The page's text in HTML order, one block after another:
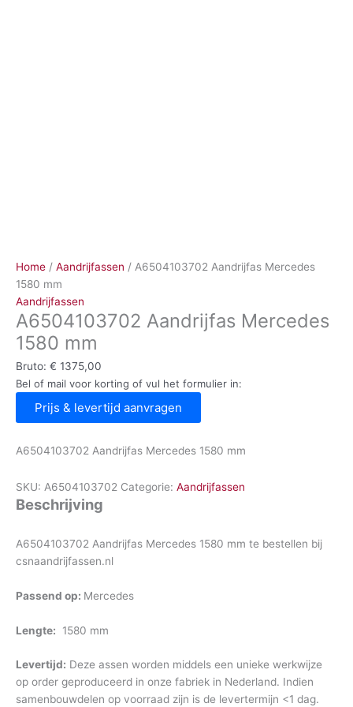
Home / Aandrijfassen / A6504103702 Aandrijfas Mercedes
1580 mm
Aandrijfassen
A6504103702 Aandrijfas Mercedes
1580 mm
Bruto: € 1375,00
Bel of mail voor korting of vul het formulier in:
Prijs & levertijd aanvragen
A6504103702 Aandrijfas Mercedes 1580 mm
SKU: A6504103702 Categorie: Aandrijfassen
Beschrijving
A6504103702 Aandrijfas Mercedes 1580 mm te bestellen bij
csnaandrijfassen.nl
Passend op: Mercedes
Lengte: 1580 mm
Levertijd: Deze assen worden middels een unieke werkwijze
op order geproduceerd in onze fabriek in Nederland. Indien
samenbouwdelen op voorraad zijn is de levertermijn <1 dag.